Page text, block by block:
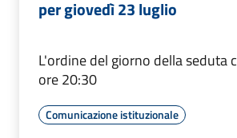
per giovedì 23 luglio
L'ordine del giorno della seduta
ore 20:30
Comunicazione istituzionale